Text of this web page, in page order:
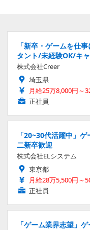
「新卒・ゲームを仕
タント/未経験OK/キ
株式会社Creer
埼玉県
月給25万8,000円～
正社員
「20~30代活躍中」
二新卒歓迎
株式会社ELシステム
東京都
月給28万5,500円～
正社員
「ゲーム業界志望」